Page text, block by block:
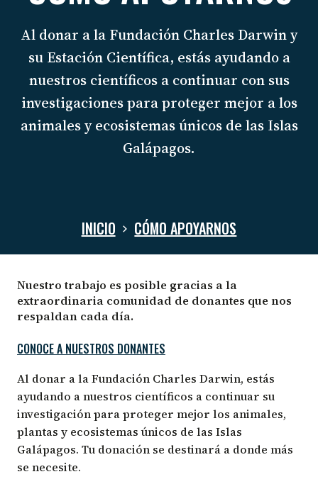
Al donar a la Fundación Charles Darwin y
su Estación Científica, estás ayudando a
nuestros científicos a continuar con sus
investigaciones para proteger mejor a los
animales y ecosistemas únicos de las Islas
Galápagos.
INICIO CÓMO APOYARNOS
CÓMO
APOYARNOS
Nuestro trabajo es posible gracias a la
extraordinaria comunidad de donantes que nos
respaldan cada día.
CONOCE A NUESTROS DONANTES
Al donar a la Fundación Charles Darwin, estás
ayudando a nuestros científicos a continuar su
investigación para proteger mejor los animales,
plantas y ecosistemas únicos de las Islas
Galápagos. Tu donación se destinará a donde más
se necesite.